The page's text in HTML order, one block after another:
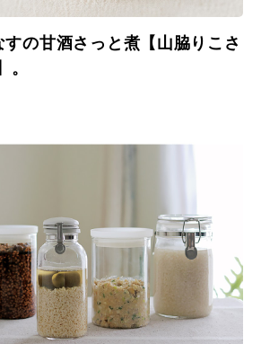
の甘酒さっと煮【山脇りこさ
。